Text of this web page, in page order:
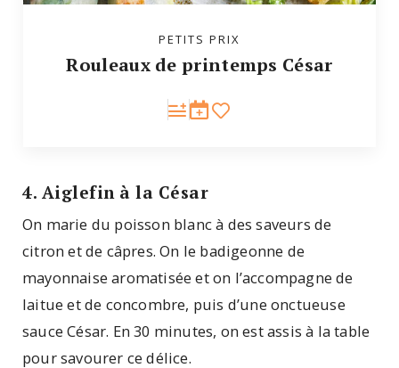
PETITS PRIX
Rouleaux de printemps César
4. Aiglefin à la César
On marie du poisson blanc à des saveurs de
citron et de câpres. On le badigeonne de
mayonnaise aromatisée et on l’accompagne de
laitue et de concombre, puis d’une onctueuse
sauce César. En 30 minutes, on est assis à la table
pour savourer ce délice.